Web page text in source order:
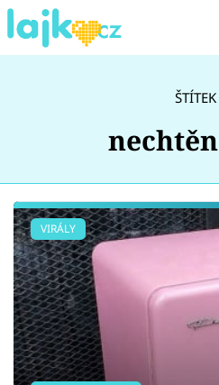
Témata
Showbyznys
Youtubeři
Virály
ŠTÍTEK
VIRÁLY